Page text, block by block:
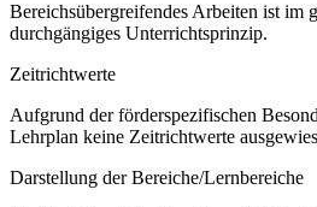
Bereichsübergreifendes Arbeiten ist im
durchgängiges Unterrichtsprinzip.
Zeitrichtwerte
Aufgrund der förderspezifischen
Lehrplan keine Zeitrichtwerte
Darstellung der Bereiche/Lernbereiche